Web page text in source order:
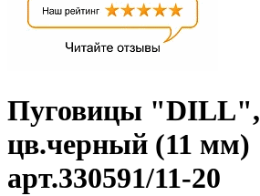
Пуговицы "DILL",
цв.черный (11 мм)
арт.330591/11-20